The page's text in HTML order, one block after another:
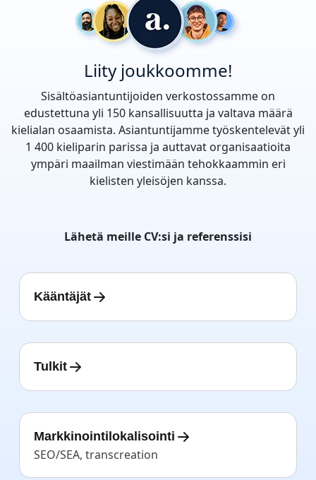
Liity joukkoomme!
Sisältöasiantuntijoiden verkostossamme on
edustettuna yli 150 kansallisuutta ja valtava määrä
kielialan osaamista. Asiantuntijamme työskentelevät yli
1 400 kieliparin parissa ja auttavat organisaatioita
ympäri maailman viestimään tehokkaammin eri
kielisten yleisöjen kanssa.
Lähetä meille CV:si ja referenssisi
Kääntäjät
Tulkit
Markkinointilokalisointi
SEO/SEA, transcreation